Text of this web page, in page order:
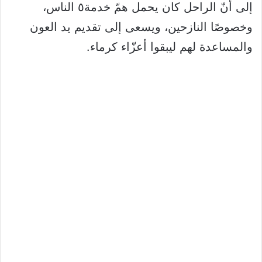
إلى أنّ الراحل كان يحمل همّ خدمة٥ الناس،
وخصوصًا النازحين، ويسعى إلى تقديم يد العون
والمساعدة لهم ليبقوا أعزّاء كرماء.